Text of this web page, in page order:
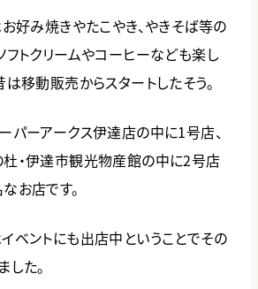
お好み焼きやたこやき、やきそば等の
フトクリームやコーヒーなども楽し
は移動販売からスタートしたそう。
パーアークス伊達店の中に1号店、
・伊達市観光物産館の中に2号店
お店です。
ベントにも出店中ということでその
した。